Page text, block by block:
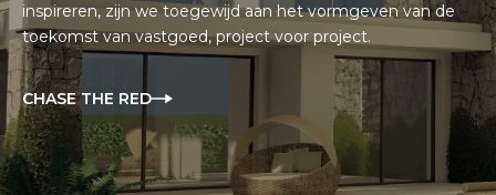
inspireren, zijn we toegewijd aan het vormgeven van de
toekomst van vastgoed, project voor project.
CHASE THE RED